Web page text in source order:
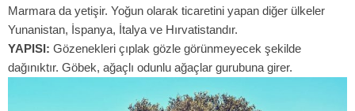
Marmara da yetişir. Yoğun olarak ticaretini yapan diğer ülkeler
Yunanistan, İspanya, İtalya ve Hırvatistandır.
YAPISI: Gözenekleri çıplak gözle görünmeyecek şekilde
dağınıktır. Göbek, ağaçlı odunlu ağaçlar gurubuna girer.